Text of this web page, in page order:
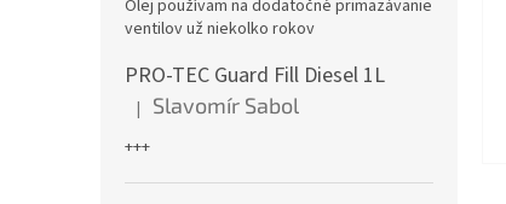
Olej používam na dodatočné primazávanie
ventilov už niekolko rokov
PRO-TEC Guard Fill Diesel 1L
Hodnotenie produktu je 5 z 5 hviezdičiek.
| Slavomír Sabol
+++